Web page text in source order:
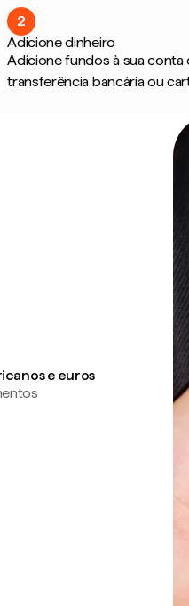
2
Adicione dinheiro
Adicione fundos à sua conta
transferência bancária ou
e euros